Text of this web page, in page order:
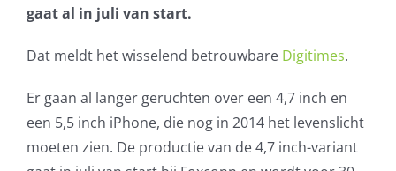
gaat al in juli van start.
Dat meldt het wisselend betrouwbare Digitimes.
Er gaan al langer geruchten over een 4,7 inch en
een 5,5 inch iPhone, die nog in 2014 het levenslicht
moeten zien. De productie van de 4,7 inch-variant